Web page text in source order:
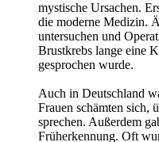
mystische Ursachen.
die moderne Medizin.
untersuchen und
Brustkrebs lange eine
gesprochen wurde.
Auch in Deutschland
Frauen schämten sich,
sprechen. Außerdem
Früherkennung. Oft